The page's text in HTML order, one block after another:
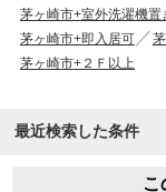
茅ヶ崎市+室外洗濯機置
茅ヶ崎市+即入居可
茅ヶ崎市+２Ｆ以上
最近検索した条件
こ